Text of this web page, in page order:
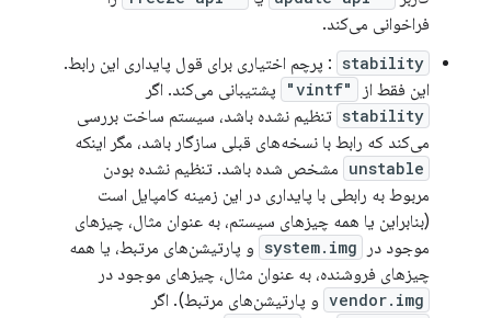
فراخوانی می‌کند.
stability : پرچم اختیاری برای قول پایداری این رابط.
این فقط از
"vintf" پشتیبانی می‌کند. اگر
stability تنظیم نشده باشد، سیستم ساخت بررسی
می‌کند که رابط با نسخه‌های قبلی سازگار باشد، مگر اینکه
unstable مشخص شده باشد. تنظیم نشده بودن
مربوط به رابطی با پایداری در این زمینه کامپایل است
(بنابراین یا همه چیزهای سیستم، به عنوان مثال، چیزهای
موجود در
system.img و پارتیشن‌های مرتبط، یا همه
چیزهای فروشنده، به عنوان مثال، چیزهای موجود در
vendor.img و پارتیشن‌های مرتبط). اگر